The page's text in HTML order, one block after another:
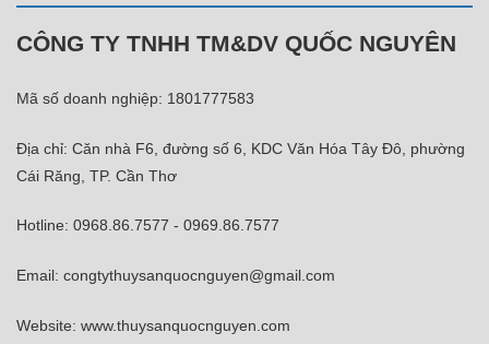
CÔNG TY TNHH TM&DV QUỐC NGUYÊN
Mã số doanh nghiệp: 1801777583
Địa chỉ: Căn nhà F6, đường số 6, KDC Văn Hóa Tây Đô, phường
Cái Răng, TP. Cần Thơ
Hotline: 0968.86.7577 - 0969.86.7577
Email: congtythuysanquocnguyen@gmail.com
Website: www.thuysanquocnguyen.com